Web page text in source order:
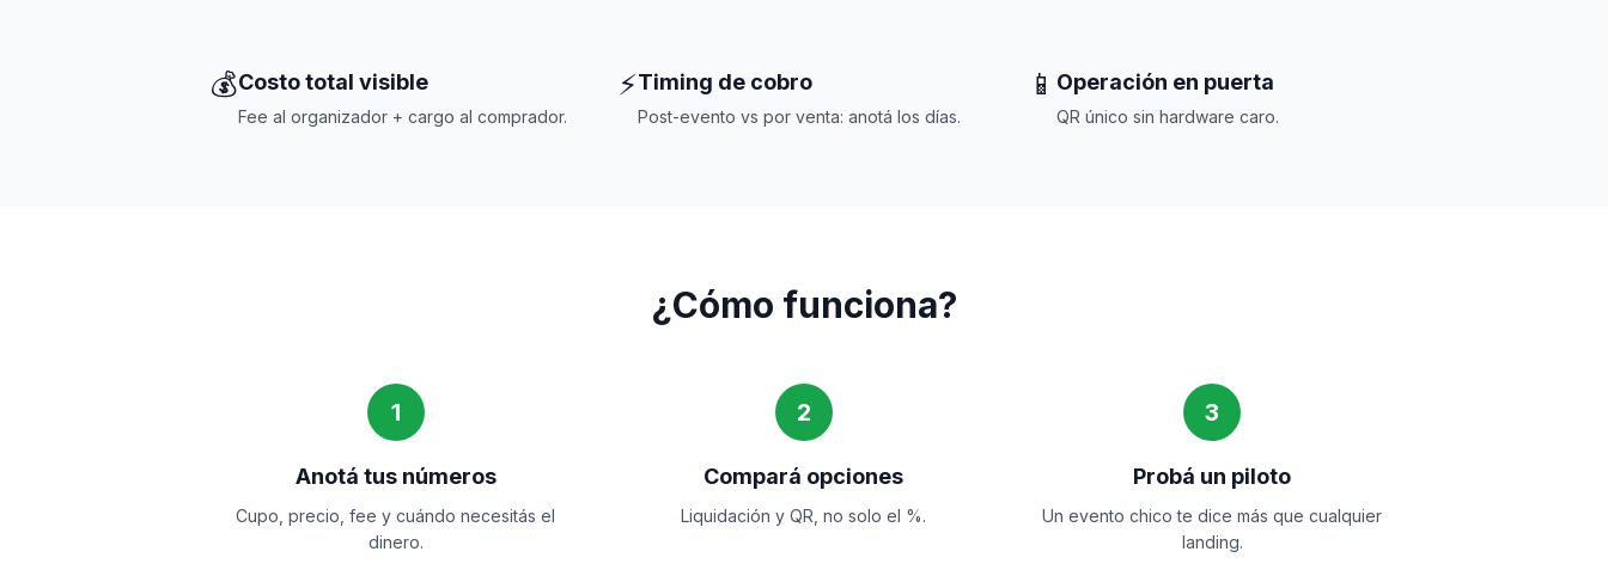
💰Costo total visible
Fee al organizador + cargo al comprador.
⚡Timing de cobro
Post-evento vs por venta: anotá los días.
📱 Operación en puerta
QR único sin hardware caro.
¿Cómo funciona?
1
Anotá tus números
Cupo, precio, fee y cuándo necesitás el
dinero.
2
Compará opciones
Liquidación y QR, no solo el %.
3
Probá un piloto
Un evento chico te dice más que cualquier
landing.